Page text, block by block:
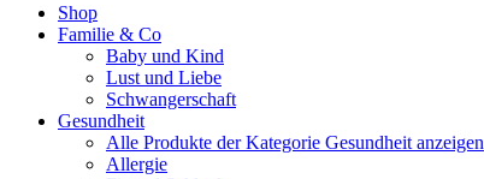
Shop
Familie & Co
Baby und Kind
Lust und Liebe
Schwangerschaft
Gesundheit
Alle Produkte der Kategorie Gesundheit anzeigen
Allergie